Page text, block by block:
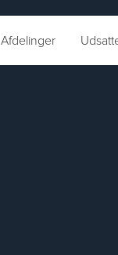
Afdelinger